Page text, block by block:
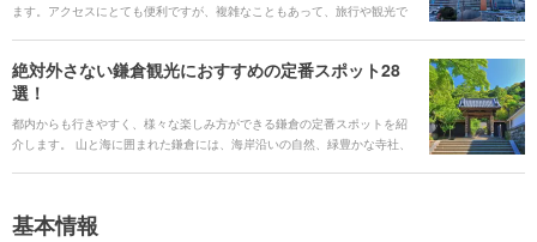
ます。アクセスにとても便利ですが、複雑なこともあって、旅行や観光で
電車を使って東京から目的の観光エリアへとスムーズに移動できること間
違いなしです。 今回は、東京でも特に利用しやすい「ハブ駅」と、それぞ
絶対外さない鎌倉観光におすすめの定番スポット28
選！
都内からも行きやすく、様々な楽しみ方ができる鎌倉の定番スポットを紹
介します。 山と海に囲まれた鎌倉には、海岸沿いの自然、緑豊かな寺社、
ト、一人でも鎌倉だったら楽しめます。今回は、そんな鎌倉に行ったら絶
基本情報